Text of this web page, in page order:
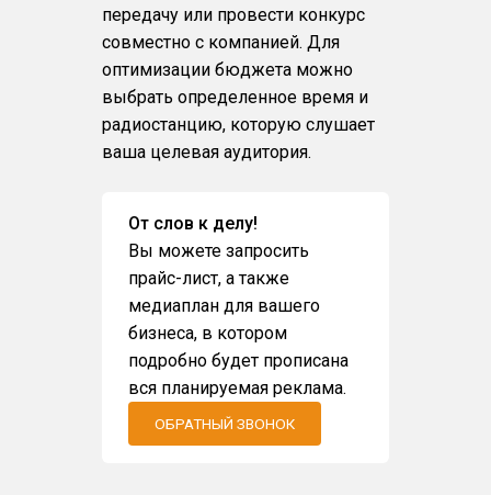
передачу или провести конкурс
совместно с компанией. Для
оптимизации бюджета можно
выбрать определенное время и
радиостанцию, которую слушает
ваша целевая аудитория.
От слов к делу!
Вы можете запросить
прайс-лист, а также
медиаплан для вашего
бизнеса, в котором
подробно будет прописана
вся планируемая реклама.
ОБРАТНЫЙ ЗВОНОК